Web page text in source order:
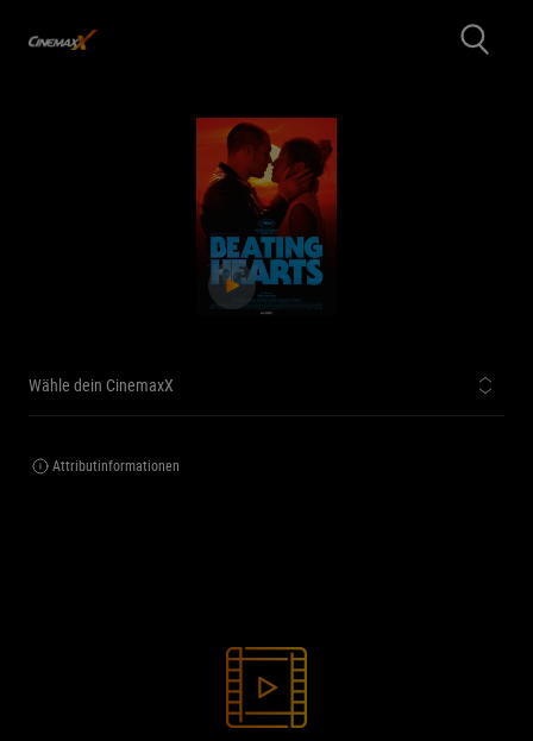
Wähle dein CinemaxX
Attributinformationen